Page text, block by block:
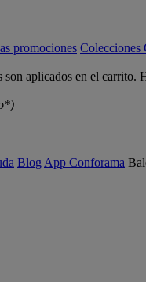
promociones Colecciones
aplicados en el carrito.
Blog App Conforama